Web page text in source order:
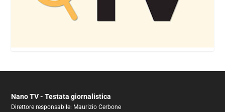
Nano TV - Testata giornalistica
Direttore responsabile: Maurizio Cerbone